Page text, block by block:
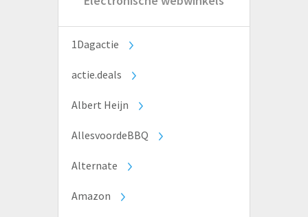
1Dagactie
actie.deals
Albert Heijn
AllesvoordeBBQ
Alternate
Amazon